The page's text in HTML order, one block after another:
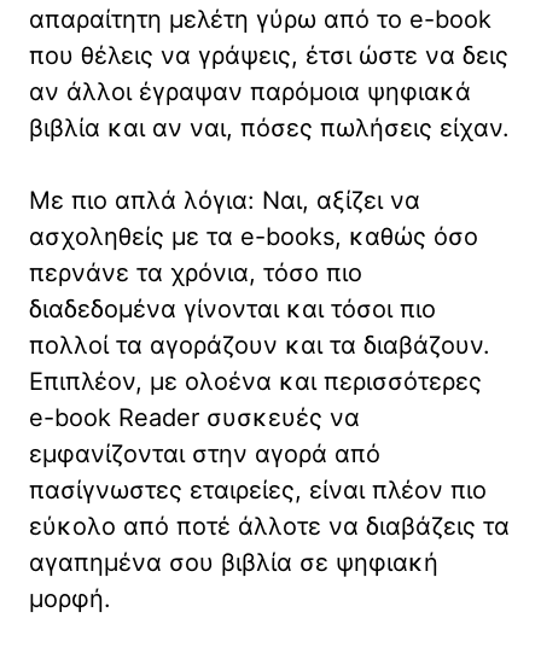
απαραίτητη μελέτη γύρω από το e-book
που θέλεις να γράψεις, έτσι ώστε να δεις
αν άλλοι έγραψαν παρόμοια ψηφιακά
βιβλία και αν ναι, πόσες πωλήσεις είχαν.
Με πιο απλά λόγια: Ναι, αξίζει να
ασχοληθείς με τα e-books, καθώς όσο
περνάνε τα χρόνια, τόσο πιο
διαδεδομένα γίνονται και τόσοι πιο
πολλοί τα αγοράζουν και τα διαβάζουν.
Επιπλέον, με ολοένα και περισσότερες
e-book Reader συσκευές να
εμφανίζονται στην αγορά από
πασίγνωστες εταιρείες, είναι πλέον πιο
εύκολο από ποτέ άλλοτε να διαβάζεις τα
αγαπημένα σου βιβλία σε ψηφιακή
μορφή.